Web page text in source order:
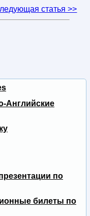
статья >>
Английские
по
билеты по